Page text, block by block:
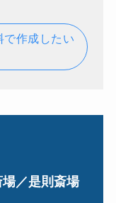
で作成したい
／是則斎場